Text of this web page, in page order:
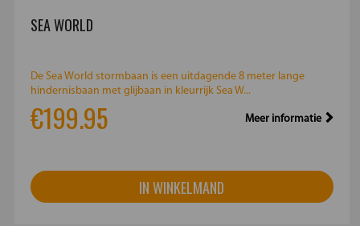
SEA WORLD
De Sea World stormbaan is een uitdagende 8 meter lange
hindernisbaan met glijbaan in kleurrijk Sea W...
€199.95 Meer informatie
IN WINKELMAND